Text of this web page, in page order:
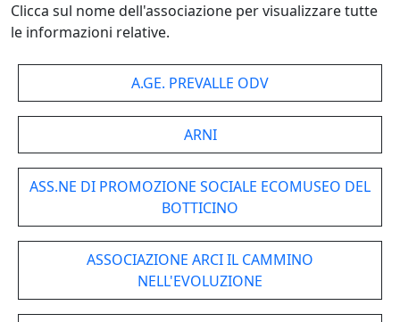
Clicca sul nome dell'associazione per visualizzare tutte
le informazioni relative.
A.GE. PREVALLE ODV
ARNI
ASS.NE DI PROMOZIONE SOCIALE ECOMUSEO DEL
BOTTICINO
ASSOCIAZIONE ARCI IL CAMMINO
NELL'EVOLUZIONE